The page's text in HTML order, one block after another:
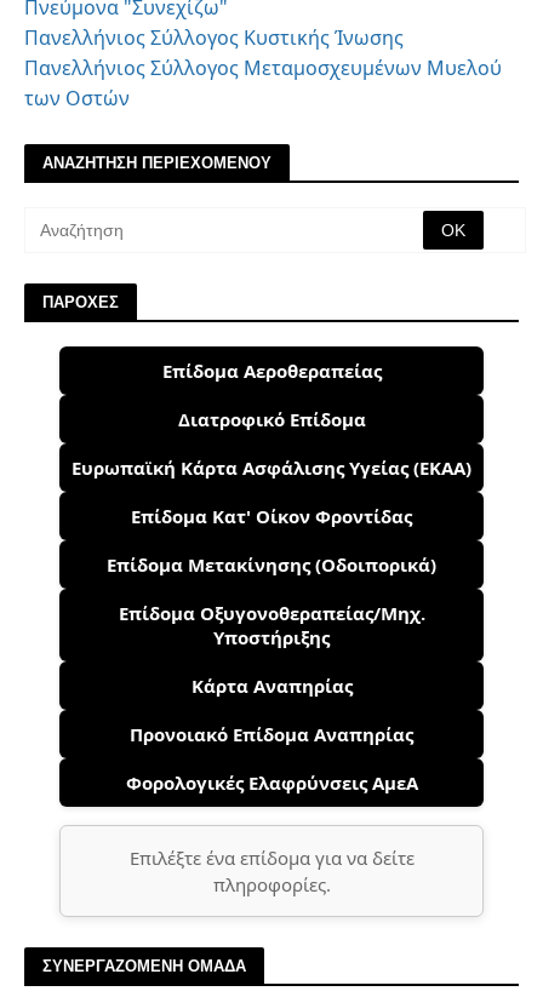
Πνεύμονα "Συνεχίζω"
Πανελλήνιος Σύλλογος Κυστικής Ίνωσης
Πανελλήνιος Σύλλογος Μεταμοσχευμένων Μυελού
των Οστών
ΑΝΑΖΗΤΗΣΗ ΠΕΡΙΕΧΟΜΕΝΟΥ
ΠΑΡΟΧΕΣ
Επίδομα Αεροθεραπείας
Διατροφικό Επίδομα
Ευρωπαϊκή Κάρτα Ασφάλισης Υγείας (ΕΚΑΑ)
Επίδομα Κατ' Οίκον Φροντίδας
Επίδομα Μετακίνησης (Οδοιπορικά)
Επίδομα Οξυγονοθεραπείας/Μηχ.
Υποστήριξης
Κάρτα Αναπηρίας
Προνοιακό Επίδομα Αναπηρίας
Φορολογικές Ελαφρύνσεις ΑμεΑ
Επιλέξτε ένα επίδομα για να δείτε
πληροφορίες.
ΣΥΝΕΡΓΑΖΟΜΕΝΗ ΟΜΑΔΑ